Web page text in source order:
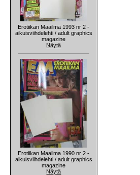
Erotiikan Maailma 1993 nr 2 -
aikuisviihdelehti / adult graphics
magazine
Näytä
Erotiikan Maailma 1990 nr 2 -
aikuisviihdelehti / adult graphics
magazine
Näytä